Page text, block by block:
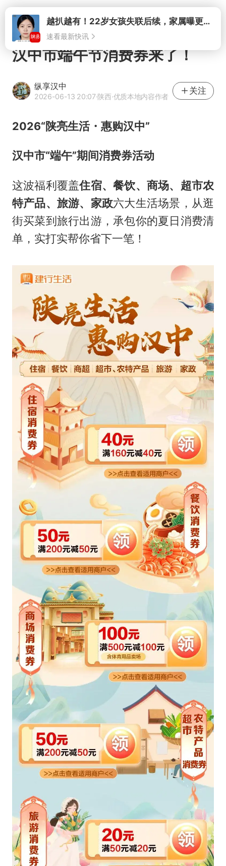
打开
汉中市端午节消费券来了！
纵享汉中
2026-06-13 20:07·陕西·优质本地内容作者
关注
2026“陕亮生活・惠购汉中”
汉中市“端午”期间消费券活动
这波福利覆盖住宿、餐饮、商场、超市农
特产品、旅游、家政六大生活场景，从逛
街买菜到旅行出游，承包你的夏日消费清
单，实打实帮你省下一笔！